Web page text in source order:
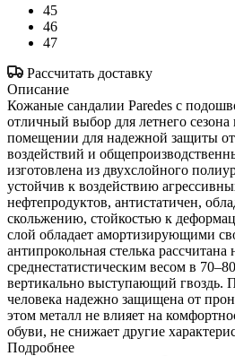
45
46
47
Рассчитать доставку
Описание
Кожаные сандалии Paredes c
отличный выбор для летнего
помещении для надежной защиты
воздействий и
изготовлена из двухслойного
устойчив к воздействию
нефтепродуктов, антистатичен,
скольжению, стойкостью к
слой обладает амортизирующими
антипрокольная стелька рассчитана
среднестатистическим весом в
вертикально выступающий гвоздь.
человека надежно защищена от
этом металл не влияет на
обуви, не снижает другие
Подробнее